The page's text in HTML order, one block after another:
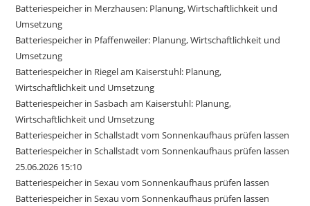
Batteriespeicher in Merzhausen: Planung, Wirtschaftlichkeit und
Umsetzung
Batteriespeicher in Pfaffenweiler: Planung, Wirtschaftlichkeit und
Umsetzung
Batteriespeicher in Riegel am Kaiserstuhl: Planung,
Wirtschaftlichkeit und Umsetzung
Batteriespeicher in Sasbach am Kaiserstuhl: Planung,
Wirtschaftlichkeit und Umsetzung
Batteriespeicher in Schallstadt vom Sonnenkaufhaus prüfen lassen
Batteriespeicher in Schallstadt vom Sonnenkaufhaus prüfen lassen
25.06.2026 15:10
Batteriespeicher in Sexau vom Sonnenkaufhaus prüfen lassen
Batteriespeicher in Sexau vom Sonnenkaufhaus prüfen lassen